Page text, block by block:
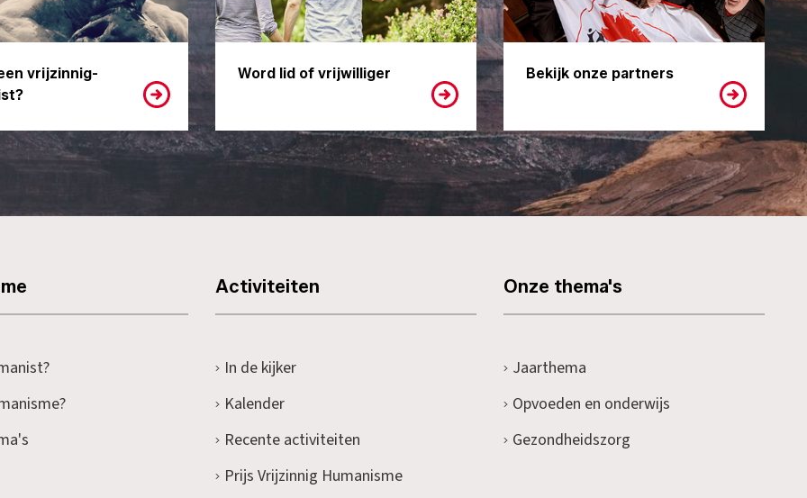
vrijzinnig-
Word lid of vrijwilliger Bekijk onze partners
Activiteiten
In de kijker
Kalender
Recente activiteiten
Prijs Vrijzinnig Humanisme
Onze thema's
Jaarthema
Opvoeden en onderwijs
Gezondheidszorg